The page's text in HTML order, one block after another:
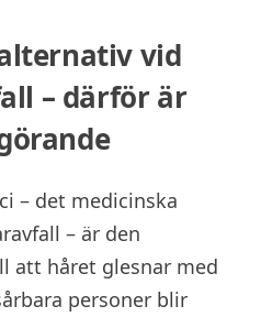
vid
– därför är
– det medicinska
– är den
att håret glesnar med
personer blir